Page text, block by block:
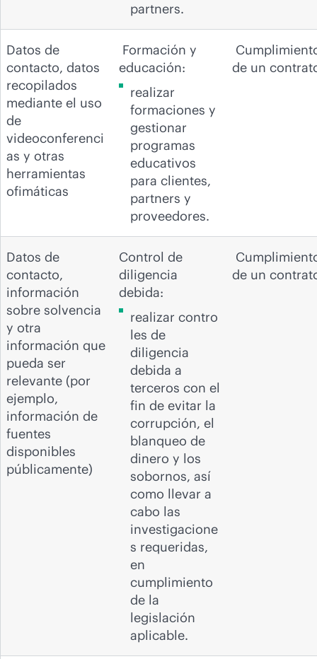
partners.
Datos de
contacto, datos
recopilados
mediante el uso
de
videoconferenci
as y otras
herramientas
ofimáticas
Formación y
educación:
realizar
formaciones y
gestionar
programas
educativos
para clientes,
partners y
proveedores.
de un
Datos de
contacto,
información
sobre solvencia
y otra
información que
pueda ser
relevante (por
ejemplo,
información de
fuentes
disponibles
públicamente)
Control de
diligencia
debida:
realizar contro
les de
diligencia
debida a
terceros con el
fin de evitar la
corrupción, el
blanqueo de
dinero y los
sobornos, así
como llevar a
cabo las
investigacione
s requeridas,
en
cumplimiento
de la
legislación
aplicable.
de un